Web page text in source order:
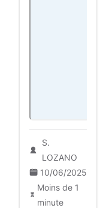
S.
LOZANO
10/06/2025
Moins de 1
minute